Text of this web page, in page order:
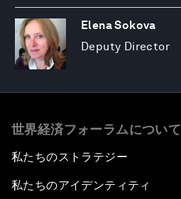
Elena Sokova
Deputy Director
世界経済フォーラムについて
私たちのストラテジー
私たちのアイデンティティ